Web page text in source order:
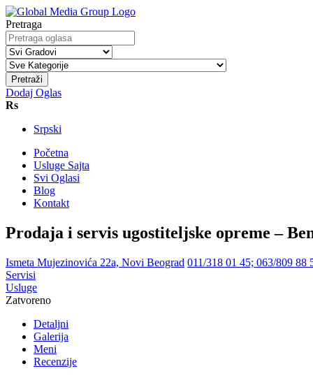
Pretraga
Pretraži
Dodaj Oglas
Rs
Srpski
Početna
Usluge Sajta
Svi Oglasi
Blog
Kontakt
Prodaja i servis ugostiteljske opreme –
Ismeta Mujezinovića 22a, Novi Beograd 011/318 01 45; 063/809 88
Servisi
Usluge
Zatvoreno
Detaljni
Galerija
Meni
Recenzije